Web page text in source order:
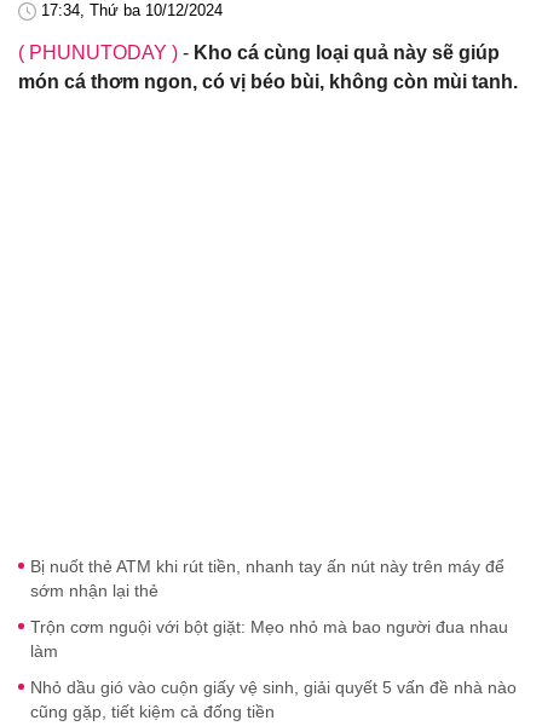
17:34, Thứ ba 10/12/2024
( PHUNUTODAY ) - Kho cá cùng loại quả này sẽ giúp
món cá thơm ngon, có vị béo bùi, không còn mùi tanh.
Bị nuốt thẻ ATM khi rút tiền, nhanh tay ấn nút này trên máy để
sớm nhận lại thẻ
Trộn cơm nguội với bột giặt: Mẹo nhỏ mà bao người đua nhau
làm
Nhỏ dầu gió vào cuộn giấy vệ sinh, giải quyết 5 vấn đề nhà nào
cũng gặp, tiết kiệm cả đống tiền